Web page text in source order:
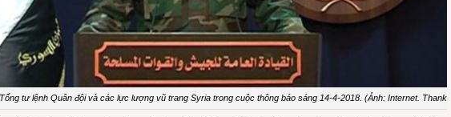
tư lệnh Quân đội và các lực lượng vũ trang Syria trong cuộc thông báo sáng 14-4-2018. (Ảnh: Internet. Thanks)